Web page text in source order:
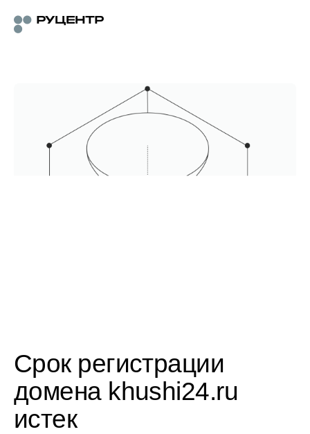
Срок регистрации
домена khushi24.ru
истек